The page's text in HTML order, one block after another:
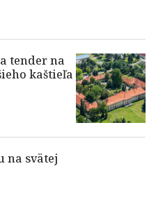
tender na
kaštieľa
na svätej